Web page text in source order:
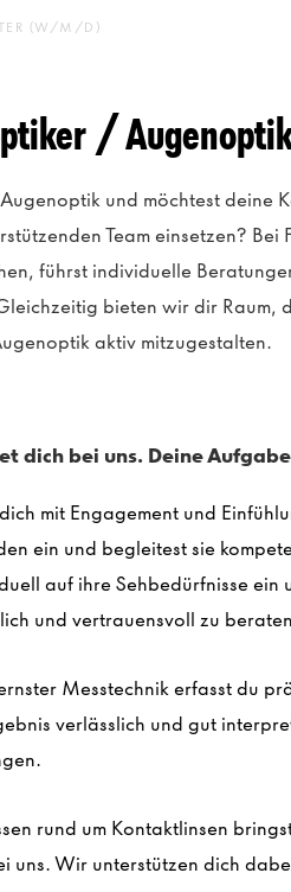
(W/M/D)
/
und möchtest deine
Team einsetzen?
führst individuelle
bieten wir dir Raum,
aktiv mitzugestalten.
dich bei uns. Deine
mit Engagement und
ein und begleitest sie
auf ihre Sehbedürfnisse ein
und vertrauensvoll zu
Messtechnik erfasst du
verlässlich und gut
rund um Kontaktlinsen
uns. Wir unterstützen dich